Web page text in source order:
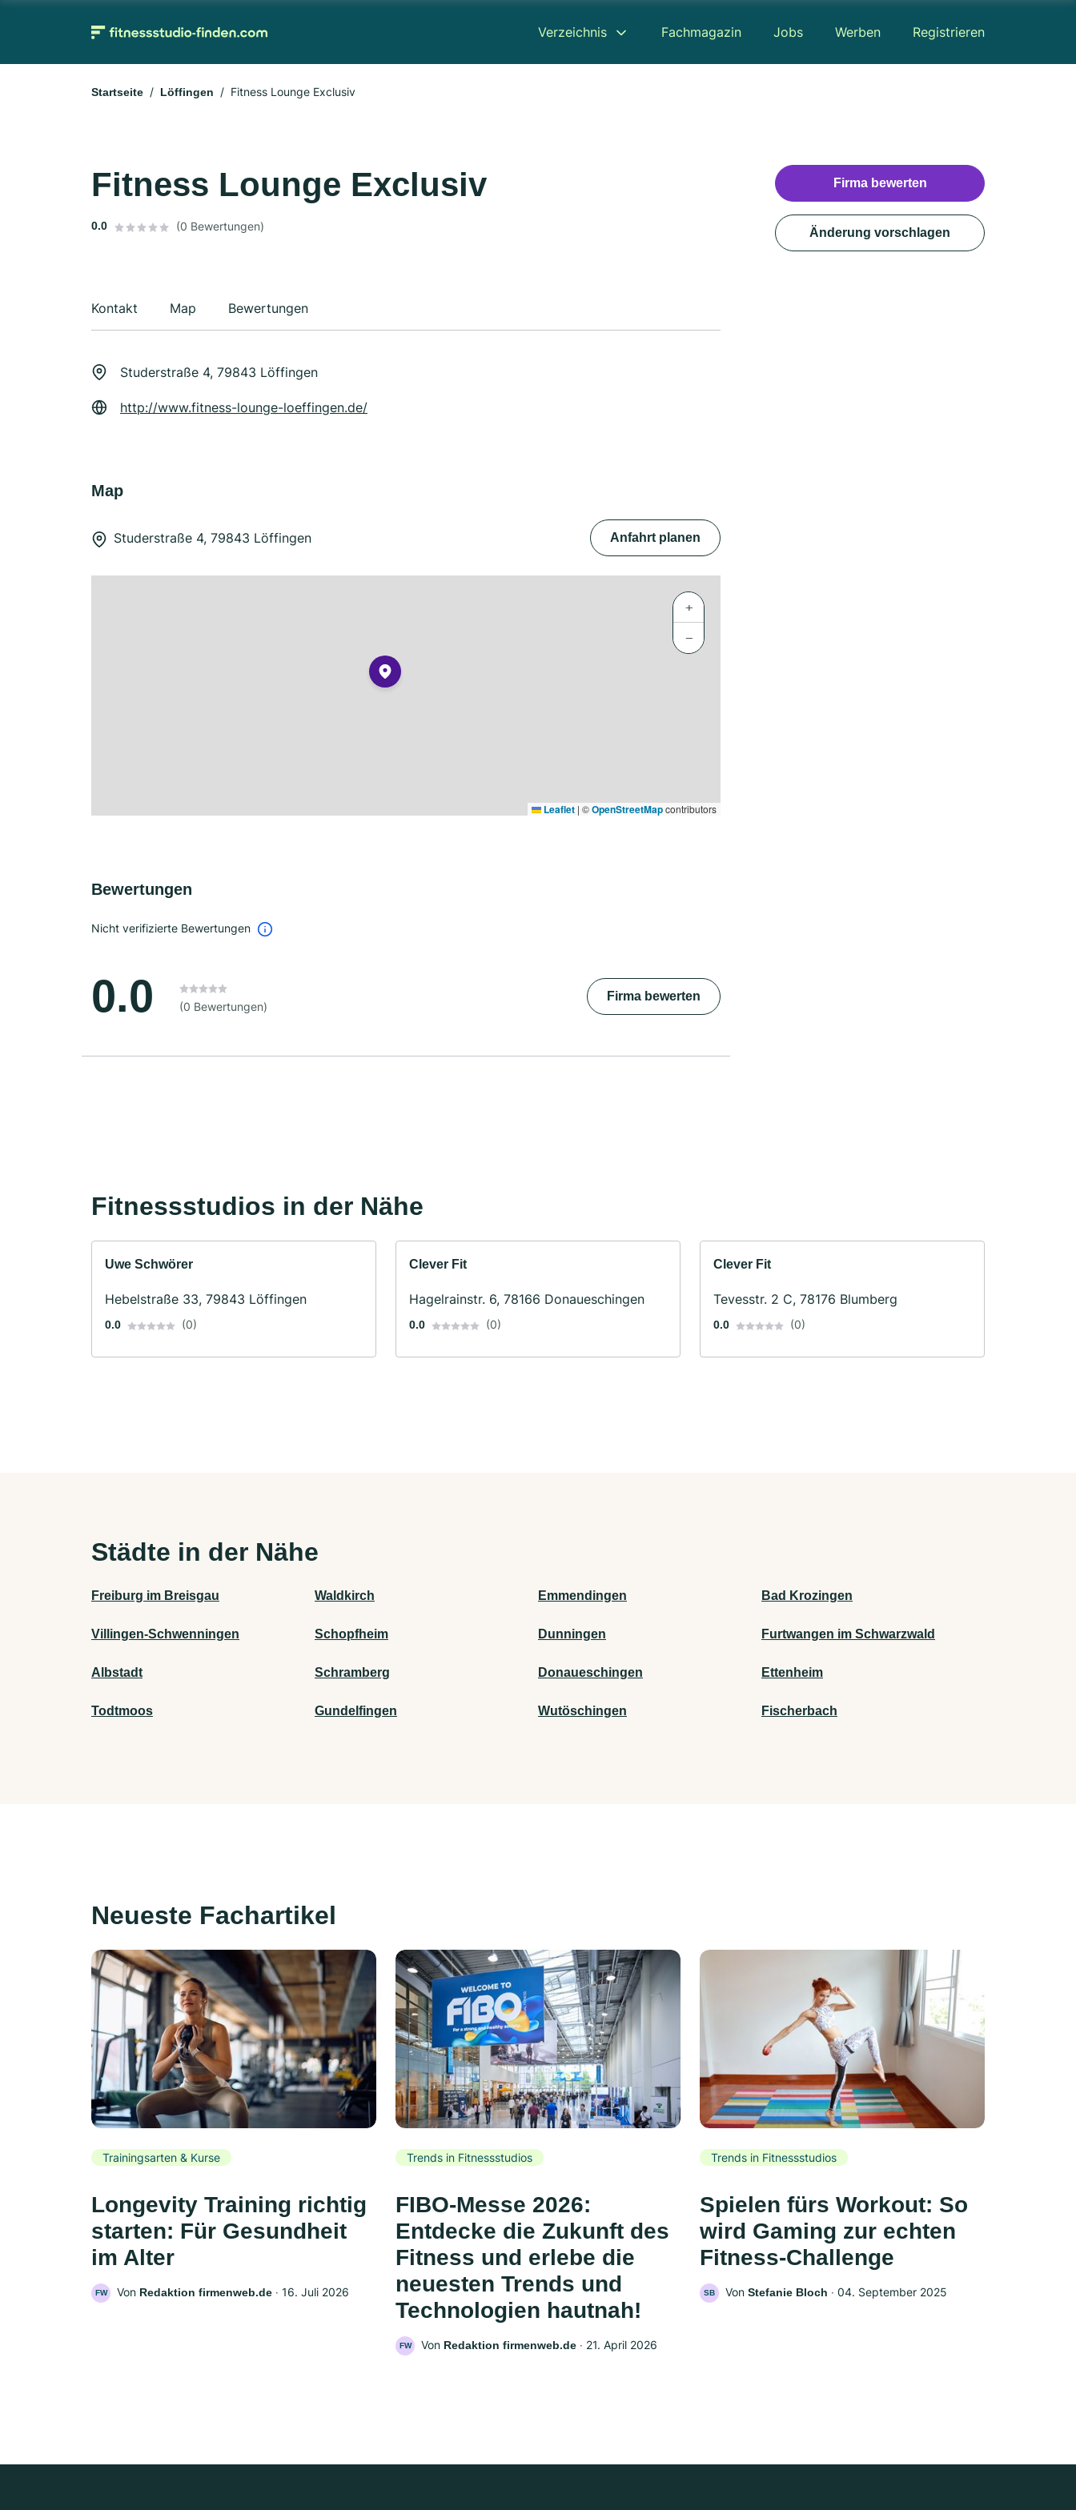
Verzeichnis Fachmagazin Jobs Werben Registrieren
Startseite Löffingen Fitness Lounge Exclusiv
Fitness Lounge Exclusiv
0.0 (0 Bewertungen)
Kontakt Map Bewertungen
Studerstraße 4, 79843 Löffingen
http://www.fitness-lounge-loeffingen.de/
Map
Studerstraße 4, 79843 Löffingen Anfahrt planen
+
−
Leaflet | ©OpenStreetMapcontributors
Bewertungen
Nicht verifizierte Bewertungen
0.0 (0 Bewertungen)
Firma bewerten
Firma bewerten
Änderung vorschlagen
Fitnessstudios in der Nähe
Uwe Schwörer
Hebelstraße 33, 79843 Löffingen
0.0 (0)
Clever Fit
Hagelrainstr. 6, 78166 Donaueschingen
0.0 (0)
Clever Fit
Tevesstr. 2 C, 78176 Blumberg
0.0 (0)
Städte in der Nähe
Freiburg im Breisgau Waldkirch Emmendingen Bad Krozingen
Villingen-Schwenningen Schopfheim Dunningen Furtwangen im Schwarzwald
Albstadt Schramberg Donaueschingen Ettenheim
Todtmoos Gundelfingen Wutöschingen Fischerbach
Neueste Fachartikel
Trainingsarten & Kurse
Longevity Training richtig
starten: Für Gesundheit
im Alter
FW Von Redaktion firmenweb.de ‧ 16. Juli 2026
Trends in Fitnessstudios
FIBO-Messe 2026:
Entdecke die Zukunft des
Fitness und erlebe die
neuesten Trends und
Technologien hautnah!
FW Von Redaktion firmenweb.de ‧ 21. April 2026
Trends in Fitnessstudios
Spielen fürs Workout: So
wird Gaming zur echten
Fitness-Challenge
SB Von Stefanie Bloch ‧ 04. September 2025